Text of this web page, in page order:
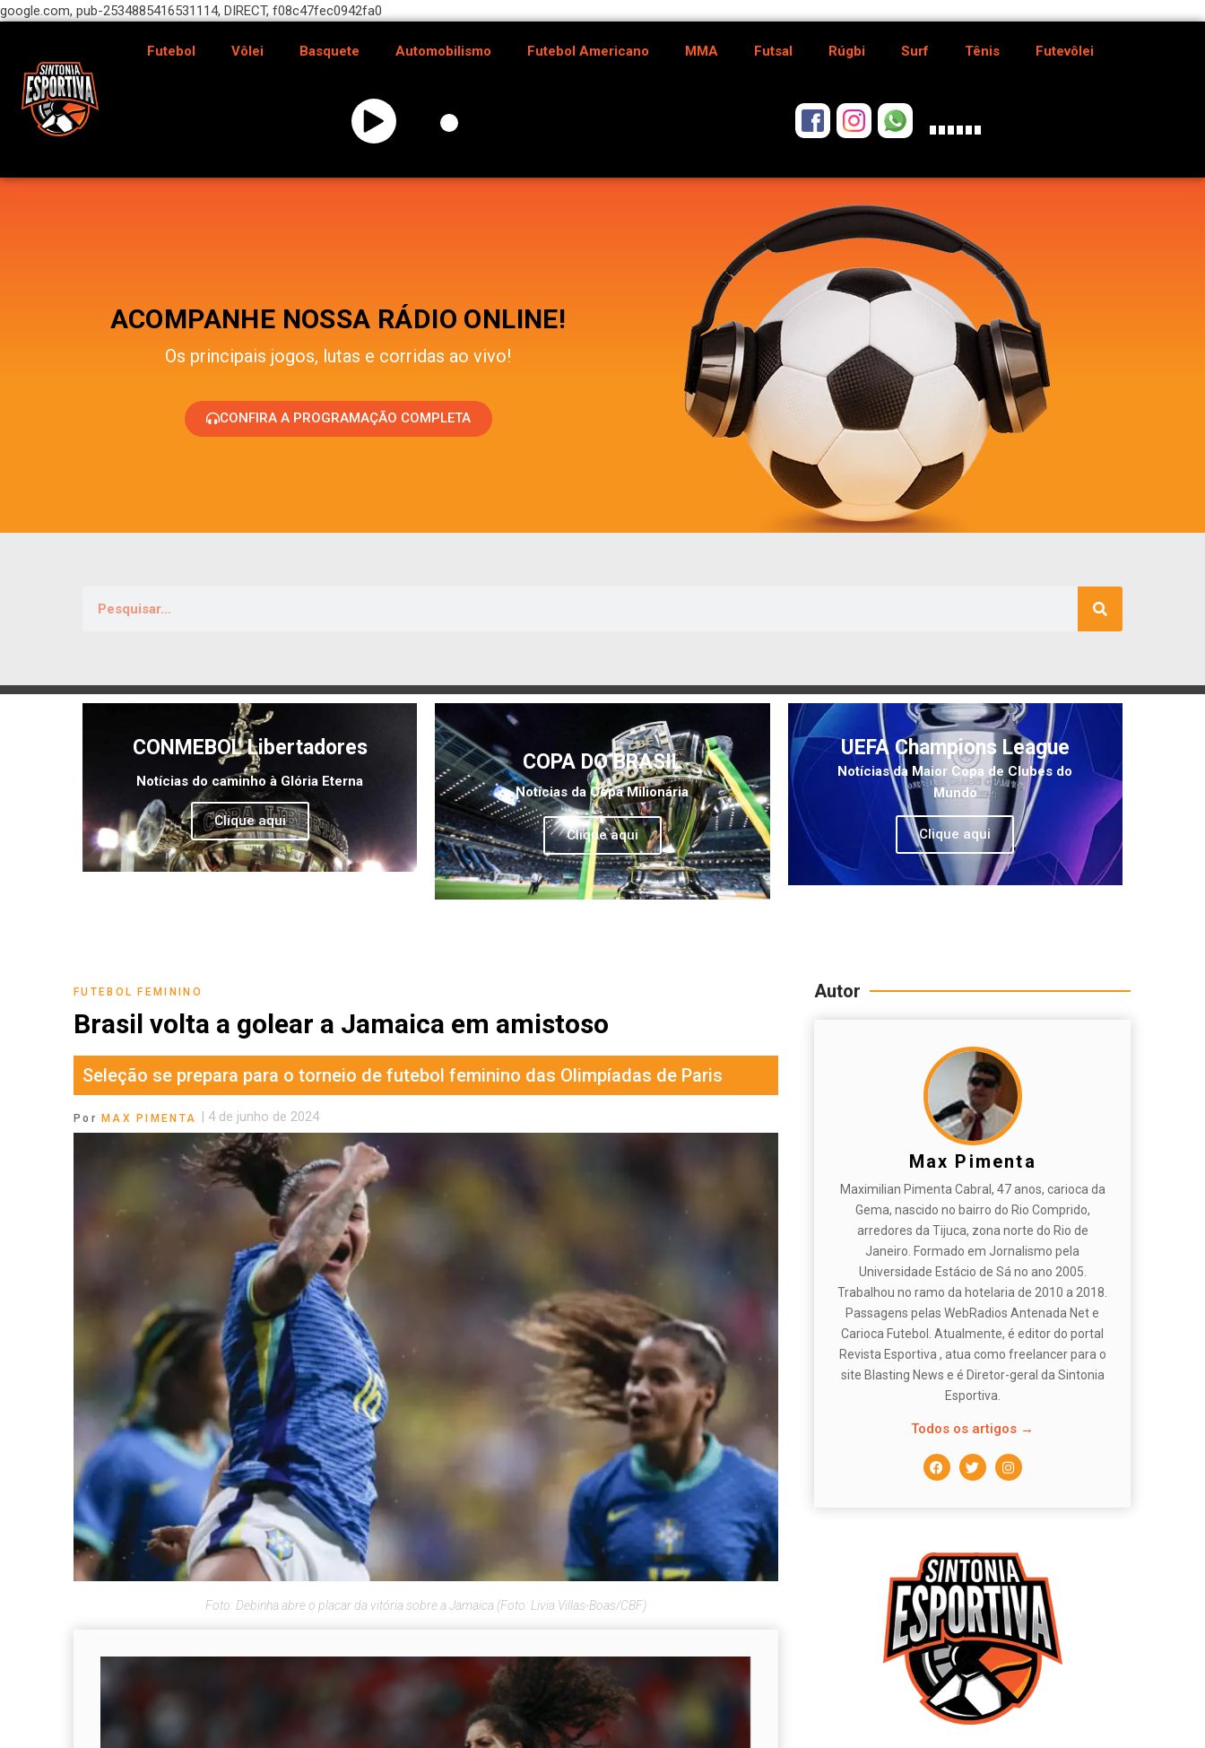
google.com, pub-2534885416531114, DIRECT, f08c47fec0942fa0
Futebol Vôlei Basquete Automobilismo Futebol Americano MMA Futsal Rúgbi Surf Tênis Futevôlei
ACOMPANHE NOSSA RÁDIO ONLINE!
Os principais jogos, lutas e corridas ao vivo!
CONFIRA A PROGRAMAÇÃO COMPLETA
CONMEBOL Libertadores
Notícias do caminho à Glória Eterna
Clique aqui
COPA DO BRASIL
Notícias da Copa Milionária
Clique aqui
UEFA Champions League
Notícias da Maior Copa de Clubes do
Mundo
Clique aqui
FUTEBOL FEMININO
Brasil volta a golear a Jamaica em amistoso
Seleção se prepara para o torneio de futebol feminino das Olimpíadas de Paris
Por MAX PIMENTA | 4 de junho de 2024
Foto: Debinha abre o placar da vitória sobre a Jamaica (Foto: Livia Villas-Boas/CBF)
Autor
Max Pimenta
Maximilian Pimenta Cabral, 47 anos, carioca da
Gema, nascido no bairro do Rio Comprido,
arredores da Tijuca, zona norte do Rio de
Janeiro. Formado em Jornalismo pela
Universidade Estácio de Sá no ano 2005.
Trabalhou no ramo da hotelaria de 2010 a 2018.
Passagens pelas WebRadios Antenada Net e
Carioca Futebol. Atualmente, é editor do portal
Revista Esportiva , atua como freelancer para o
site Blasting News e é Diretor-geral da Sintonia
Esportiva.
Todos os artigos →